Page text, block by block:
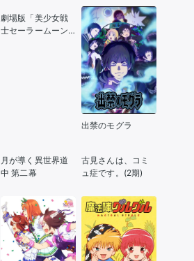
劇場版「美少女戦
士セーラームーン
出禁のモグラ
月が導く異世界道
中 第二幕
古見さんは、コミ
ュ症です。(2期)